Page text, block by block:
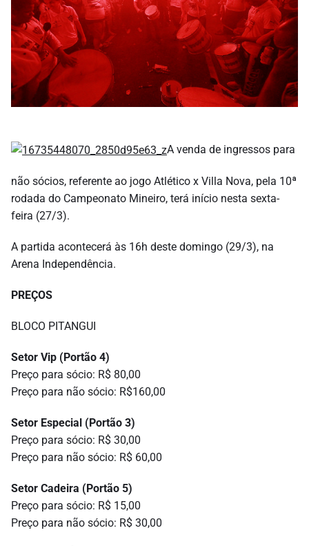
A venda de ingressos para
não sócios, referente ao jogo Atlético x Villa Nova, pela 10ª
rodada do Campeonato Mineiro, terá início nesta sexta-
feira (27/3).
A partida acontecerá às 16h deste domingo (29/3), na
Arena Independência.
PREÇOS
BLOCO PITANGUI
Setor Vip (Portão 4)
Preço para sócio: R$ 80,00
Preço para não sócio: R$160,00
Setor Especial (Portão 3)
Preço para sócio: R$ 30,00
Preço para não sócio: R$ 60,00
Setor Cadeira (Portão 5)
Preço para sócio: R$ 15,00
Preço para não sócio: R$ 30,00